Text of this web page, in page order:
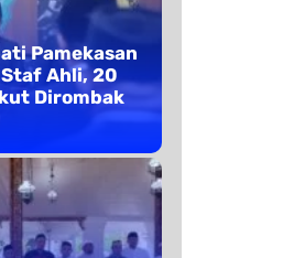
Pamekasan
Ahli, 20
Dirombak